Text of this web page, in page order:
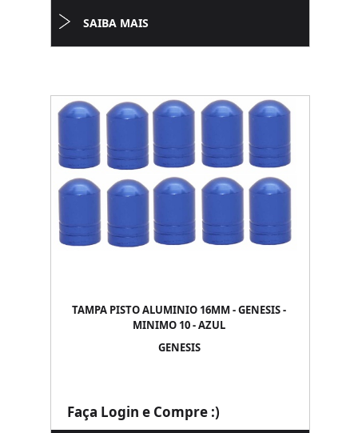
SAIBA MAIS
TAMPA PISTO ALUMINIO 16MM - GENESIS -
MINIMO 10 - AZUL
GENESIS
Faça Login e Compre :)